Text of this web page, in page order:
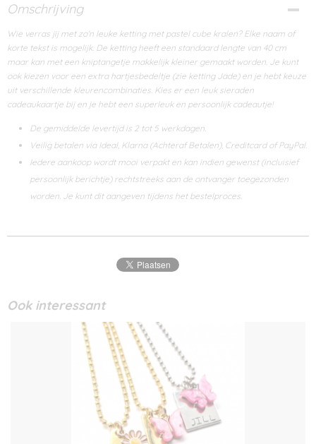
Omschrijving
Wie verras jij met zo'n leuke ketting met pastel cube kralen? Elke naam of
korte tekst is mogelijk. De ketting heeft een standaard lengte van 40 cm
maar kan met een kniptangetje makkelijk kleiner gemaakt worden. Je kunt
ook kiezen voor een extra hartjesbedeltje (zie ketting Jade) en je hebt keuze
uit verschillende kleurencombinaties. Kies er een leuk sieraden
cadeaukaartje bij en je hebt een superleuk en persoonlijk cadeautje!
De gemiddelde levertijd is 2 tot 5 werkdagen.
Veilig betalen via Ideal, Klarna (Achteraf Betalen), Creditcard of PayPal.
Iedere aankoop wordt mooi verpakt en kan indien gewenst (incluisief
persoonlijk berichtje) rechtstreeks aan de ontvanger toegezonden
worden. Je kunt dit aangeven tijdens het bestelproces.
Ook interessant